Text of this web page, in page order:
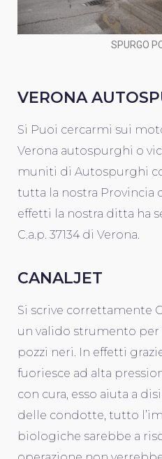
SPURGO
VERONA
Si Puoi cercarmi sui
Verona autospurghi o
muniti di Autospurghi
tutta la nostra Provincia
effetti la nostra ditta ha
C.a.p. 37134 di Verona.
CANALJET
Si scrive correttamente
un valido strumento
pozzi neri. In effetti
fuoriesce ad alta
con cura, esso aiuta a
delle condotte, tutto
biologiche sarebbe a